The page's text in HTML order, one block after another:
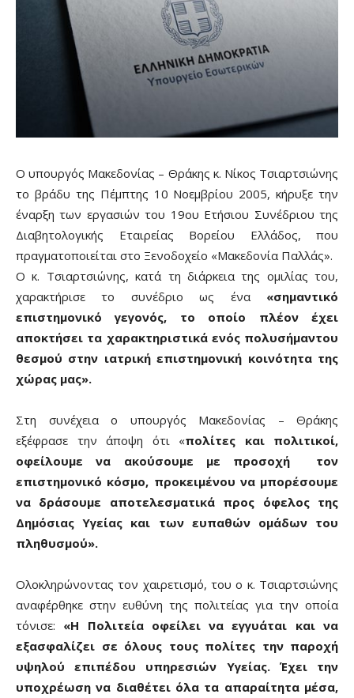
Ο υπουργός Μακεδονίας – Θράκης κ. Νίκος Τσιαρτσιώνης
το βράδυ της Πέμπτης 10 Νοεμβρίου 2005, κήρυξε την
έναρξη των εργασιών του 19ου Ετήσιου Συνέδριου της
Διαβητολογικής Εταιρείας Βορείου Ελλάδος, που
πραγματοποιείται στο Ξενοδοχείο «Μακεδονία Παλλάς».
Ο κ. Τσιαρτσιώνης, κατά τη διάρκεια της ομιλίας του,
χαρακτήρισε το συνέδριο ως ένα «σημαντικό
επιστημονικό γεγονός, το οποίο πλέον έχει
αποκτήσει τα χαρακτηριστικά ενός πολυσήμαντου
θεσμού στην ιατρική επιστημονική κοινότητα της
χώρας μας».
Στη συνέχεια ο υπουργός Μακεδονίας – Θράκης
εξέφρασε την άποψη ότι «πολίτες και πολιτικοί,
οφείλουμε να ακούσουμε με προσοχή τον
επιστημονικό κόσμο, προκειμένου να μπορέσουμε
να δράσουμε αποτελεσματικά προς όφελος της
Δημόσιας Υγείας και των ευπαθών ομάδων του
πληθυσμού».
Ολοκληρώνοντας τον χαιρετισμό, του ο κ. Τσιαρτσιώνης
αναφέρθηκε στην ευθύνη της πολιτείας για την οποία
τόνισε: «Η Πολιτεία οφείλει να εγγυάται και να
εξασφαλίζει σε όλους τους πολίτες την παροχή
υψηλού επιπέδου υπηρεσιών Υγείας. Έχει την
υποχρέωση να διαθέτει όλα τα απαραίτητα μέσα,